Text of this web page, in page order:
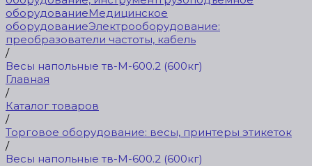
оборудованиеМедицинское
оборудованиеЭлектрооборудование:
преобразователи частоты, кабель
/
Весы напольные тв-М-600.2 (600кг)
Главная
/
Каталог товаров
/
Торговое оборудование: весы, принтеры этикеток
/
Весы напольные тв-М-600.2 (600кг)